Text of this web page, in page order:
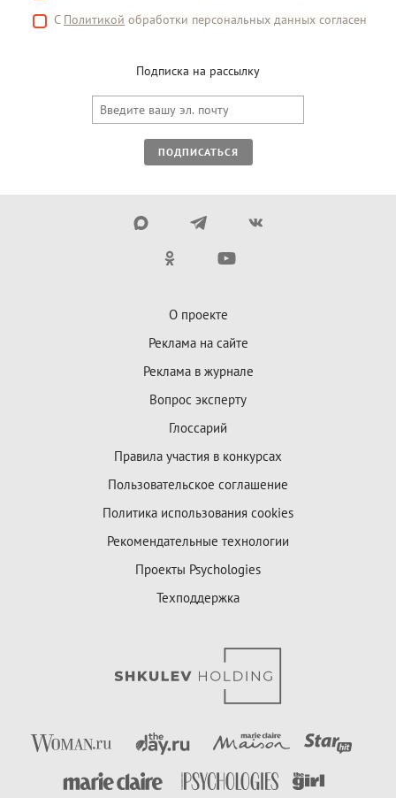
С Политикой обработки персональных данных согласен
Подписка на рассылку
ПОДПИСАТЬСЯ
О проекте
Реклама на сайте
Реклама в журнале
Вопрос эксперту
Глоссарий
Правила участия в конкурсах
Пользовательское соглашение
Политика использования cookies
Рекомендательные технологии
Проекты Psychologies
Техподдержка